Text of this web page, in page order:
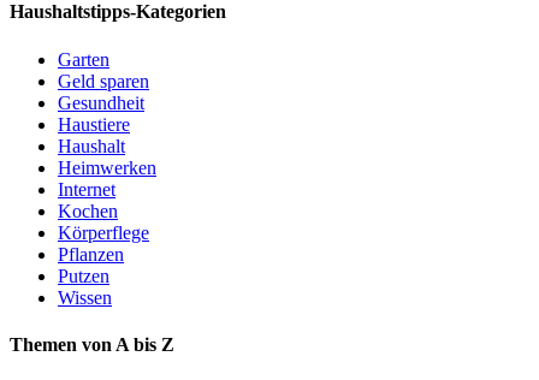
Haushaltstipps-Kategorien
Garten
Geld sparen
Gesundheit
Haustiere
Haushalt
Heimwerken
Internet
Kochen
Körperflege
Pflanzen
Putzen
Wissen
Themen von A bis Z